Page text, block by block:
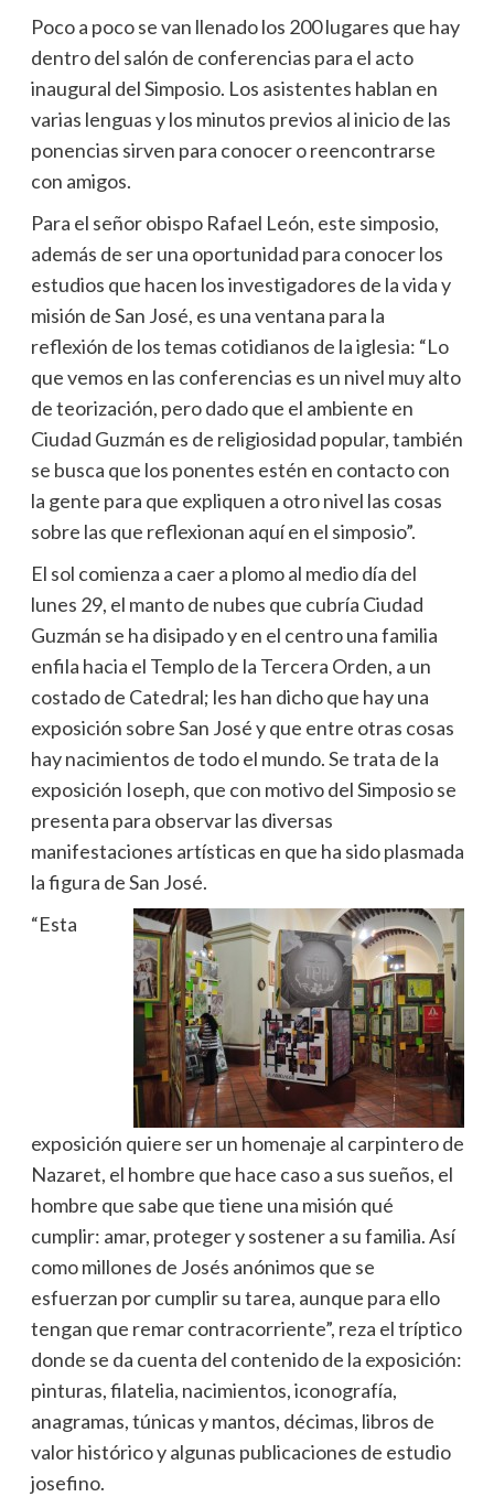
Poco a poco se van llenado los 200 lugares que hay
dentro del salón de conferencias para el acto
inaugural del Simposio. Los asistentes hablan en
varias lenguas y los minutos previos al inicio de las
ponencias sirven para conocer o reencontrarse
con amigos.
Para el señor obispo Rafael León, este simposio,
además de ser una oportunidad para conocer los
estudios que hacen los investigadores de la vida y
misión de San José, es una ventana para la
reflexión de los temas cotidianos de la iglesia: “Lo
que vemos en las conferencias es un nivel muy alto
de teorización, pero dado que el ambiente en
Ciudad Guzmán es de religiosidad popular, también
se busca que los ponentes estén en contacto con
la gente para que expliquen a otro nivel las cosas
sobre las que reflexionan aquí en el simposio”.
El sol comienza a caer a plomo al medio día del
lunes 29, el manto de nubes que cubría Ciudad
Guzmán se ha disipado y en el centro una familia
enfila hacia el Templo de la Tercera Orden, a un
costado de Catedral; les han dicho que hay una
exposición sobre San José y que entre otras cosas
hay nacimientos de todo el mundo. Se trata de la
exposición Ioseph, que con motivo del Simposio se
presenta para observar las diversas
manifestaciones artísticas en que ha sido plasmada
la figura de San José.
“Esta
exposición quiere ser un homenaje al carpintero de
Nazaret, el hombre que hace caso a sus sueños, el
hombre que sabe que tiene una misión qué
cumplir: amar, proteger y sostener a su familia. Así
como millones de Josés anónimos que se
esfuerzan por cumplir su tarea, aunque para ello
tengan que remar contracorriente”, reza el tríptico
donde se da cuenta del contenido de la exposición:
pinturas, filatelia, nacimientos, iconografía,
anagramas, túnicas y mantos, décimas, libros de
valor histórico y algunas publicaciones de estudio
josefino.